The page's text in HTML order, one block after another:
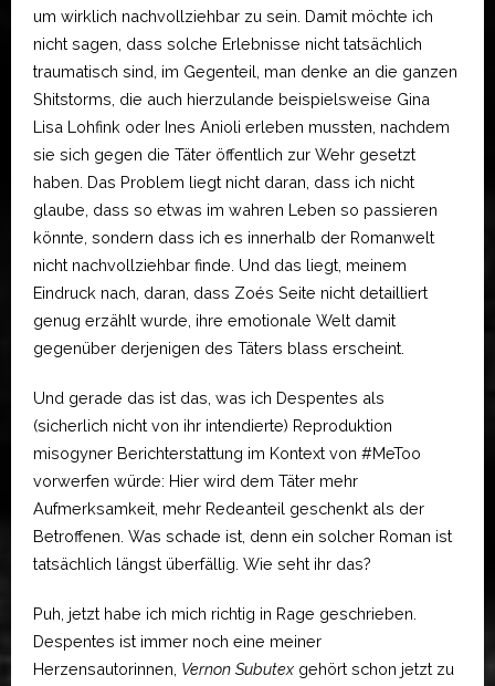
um wirklich nachvollziehbar zu sein. Damit möchte ich
nicht sagen, dass solche Erlebnisse nicht tatsächlich
traumatisch sind, im Gegenteil, man denke an die ganzen
Shitstorms, die auch hierzulande beispielsweise Gina
Lisa Lohfink oder Ines Anioli erleben mussten, nachdem
sie sich gegen die Täter öffentlich zur Wehr gesetzt
haben. Das Problem liegt nicht daran, dass ich nicht
glaube, dass so etwas im wahren Leben so passieren
könnte, sondern dass ich es innerhalb der Romanwelt
nicht nachvollziehbar finde. Und das liegt, meinem
Eindruck nach, daran, dass Zoés Seite nicht detailliert
genug erzählt wurde, ihre emotionale Welt damit
gegenüber derjenigen des Täters blass erscheint.
Und gerade das ist das, was ich Despentes als
(sicherlich nicht von ihr intendierte) Reproduktion
misogyner Berichterstattung im Kontext von #MeToo
vorwerfen würde: Hier wird dem Täter mehr
Aufmerksamkeit, mehr Redeanteil geschenkt als der
Betroffenen. Was schade ist, denn ein solcher Roman ist
tatsächlich längst überfällig. Wie seht ihr das?
​​​​​Puh, jetzt habe ich mich richtig in Rage geschrieben.
Despentes ist immer noch eine meiner
Herzensautorinnen, Vernon Subutex gehört schon jetzt zu